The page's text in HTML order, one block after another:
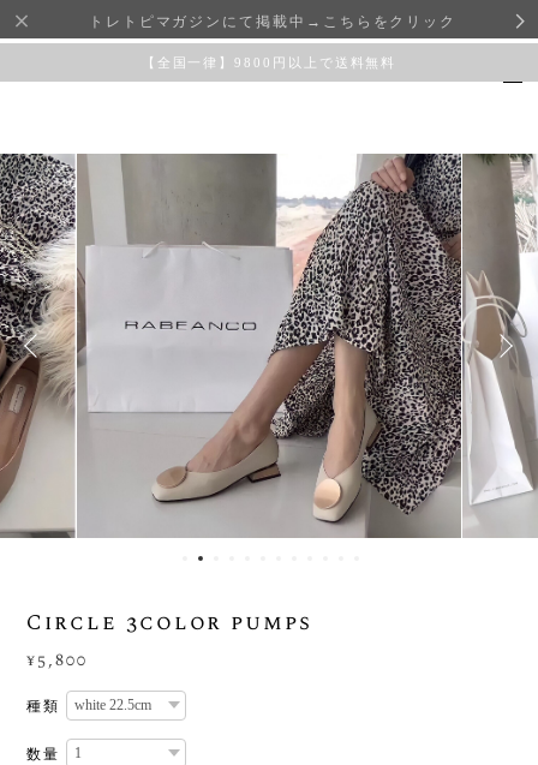
トレトピマガジンにて掲載中→こちらをクリック
【全国一律】9800円以上で送料無料
Circle 3color pumps
¥5,800
種類
数量